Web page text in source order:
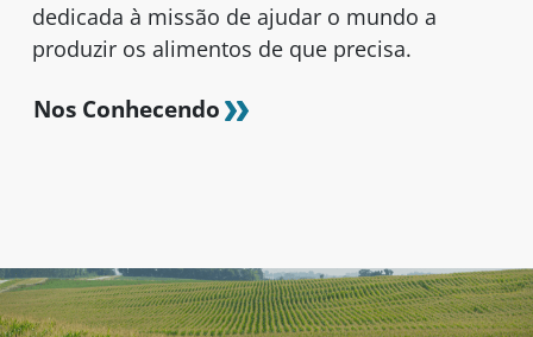
dedicada à missão de ajudar o mundo a
produzir os alimentos de que precisa.
Nos Conhecendo